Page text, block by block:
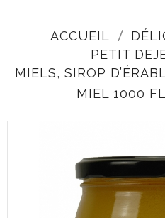
ACCUEIL
PETIT
MIELS, SIROP
MIEL 1000